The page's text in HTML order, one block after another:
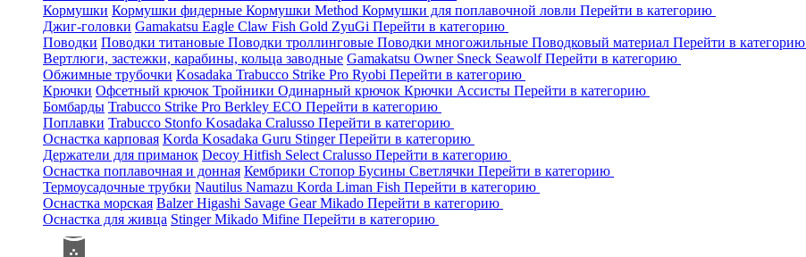
Кормушки Кормушки фидерные Кормушки Method Кормушки для поплавочной ловли Перейти в категорию
Джиг-головки Gamakatsu Eagle Claw Fish Gold ZyuGi Перейти в категорию
Поводки Поводки титановые Поводки троллинговые Поводки многожильные Поводковый материал Перейти в категорию
Вертлюги, застежки, карабины, кольца заводные Gamakatsu Owner Sneck SeawolfПерейти в категорию
Обжимные трубочки Kosadaka Trabucco Strike Pro Ryobi Перейти в категорию
Крючки Офсетный крючок Тройники Одинарный крючок Крючки Ассисты Перейти в категорию
Бомбарды Trabucco Strike Pro Berkley ECO Перейти в категорию
Поплавки Trabucco Stonfo Kosadaka Cralusso Перейти в категорию
Оснастка карповая Korda Kosadaka Guru StingerПерейти в категорию
Держатели для приманок Decoy Hitfish Select Cralusso Перейти в категорию
Оснастка поплавочная и донная Кембрики Стопор Бусины Светлячки Перейти в категорию
Термоусадочные трубки Nautilus Namazu Korda Liman Fish Перейти в категорию
Оснастка морская BalzerHigashi Savage GearMikado Перейти в категорию
Оснастка для живца StingerMikado Mifine Перейти в категорию